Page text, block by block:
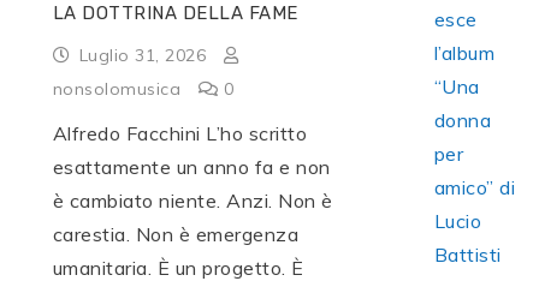
LA DOTTRINA DELLA FAME
Luglio 31, 2026
nonsolomusica
0
Alfredo Facchini L’ho scritto
esattamente un anno fa e non
è cambiato niente. Anzi. Non è
carestia. Non è emergenza
umanitaria. È un progetto. È
esce
l’album
“Una
donna
per
amico” di
Lucio
Battisti